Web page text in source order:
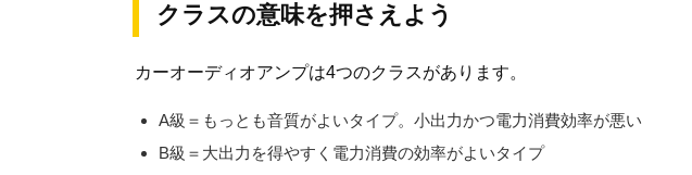
クラスの意味を押さえよう
カーオーディオアンプは4つのクラスがあります。
A級＝もっとも音質がよいタイプ。小出力かつ電力消費効率が悪い
B級＝大出力を得やすく電力消費の効率がよいタイプ